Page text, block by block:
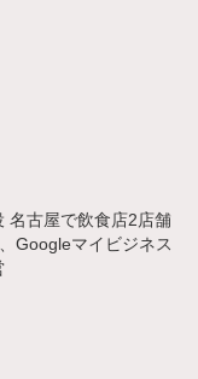
古屋で飲食店2店舗
Googleマイビジネス